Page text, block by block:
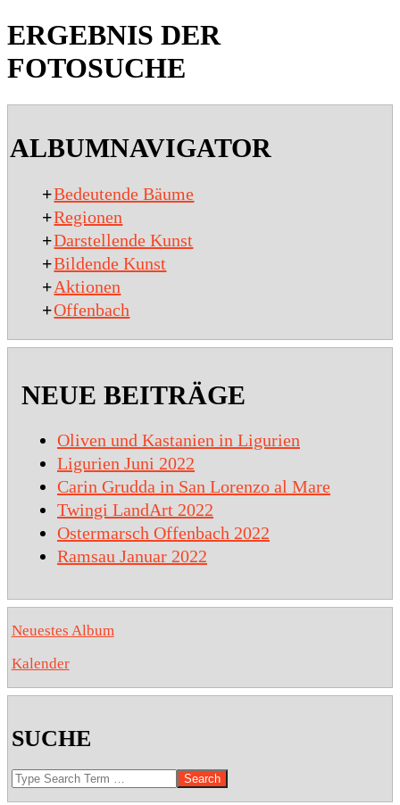
ERGEBNIS DER
FOTOSUCHE
27
ALBUMNAVIGATOR
+Bedeutende Bäume
+Regionen
+Darstellende Kunst
+Bildende Kunst
+Aktionen
+Offenbach
NEUE BEITRÄGE
Oliven und Kastanien in Ligurien
Ligurien Juni 2022
Carin Grudda in San Lorenzo al Mare
Twingi LandArt 2022
Ostermarsch Offenbach 2022
Ramsau Januar 2022
Neuestes Album
Kalender
SUCHE
Search